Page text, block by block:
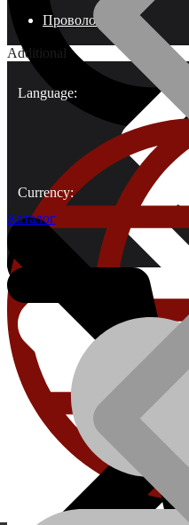
О компании
Проволока
Проволока
Additional
Language:
Currency:
Каталог